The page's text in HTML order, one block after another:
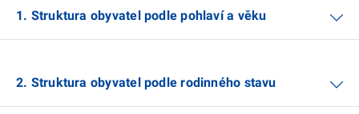
1. Struktura obyvatel podle pohlaví a věku
2. Struktura obyvatel podle rodinného stavu